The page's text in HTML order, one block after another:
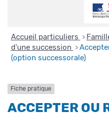
Accueil particuliers >
d'une succession >
(option successorale)
Fiche pratique
ACCEPTER OU